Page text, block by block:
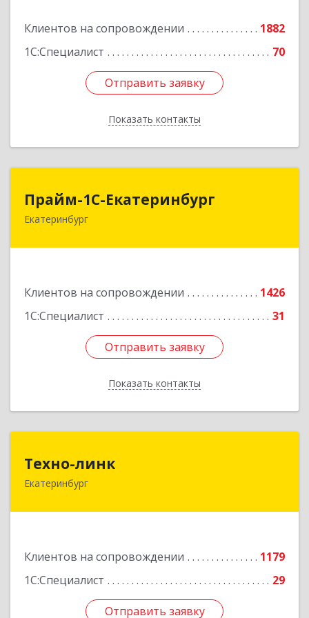
Клиентов на сопровождении
1882
1С:Специалист
70
Отправить заявку
Показать контакты
Отправить заявку
Назад
Прайм-1С-Екатеринбург
Екатеринбург
Клиентов на сопровождении
1426
1С:Специалист
31
Отправить заявку
Показать контакты
Прайм-1С-Екатеринбург
620142, Свердловская обл, Екатеринбург г, 8
Отправить заявку
Назад
Техно-линк
Екатеринбург
Клиентов на сопровождении
1179
1С:Специалист
29
Отправить заявку
620000, Свердловская обл, Екатеринбург г,
Отправить заявку